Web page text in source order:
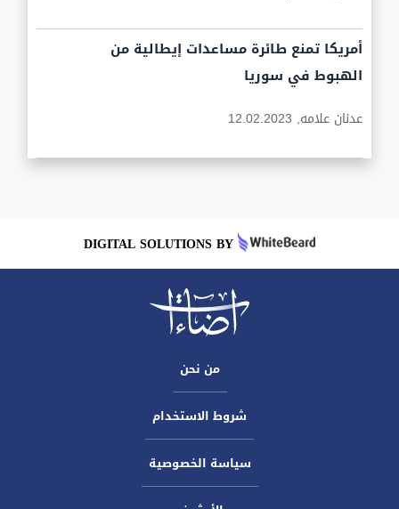
أمريكا تمنع طائرة مساعدات إيطالية من
الهبوط في سوريا
عدنان علامه, 12.02.2023
DIGITAL SOLUTIONS BY
من نحن
شروط الاستخدام
سياسة الخصوصية